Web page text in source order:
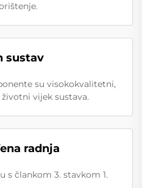
sustav
su visokokvalitetni,
vijek sustava.
radnja
s člankom 3. stavkom 1.